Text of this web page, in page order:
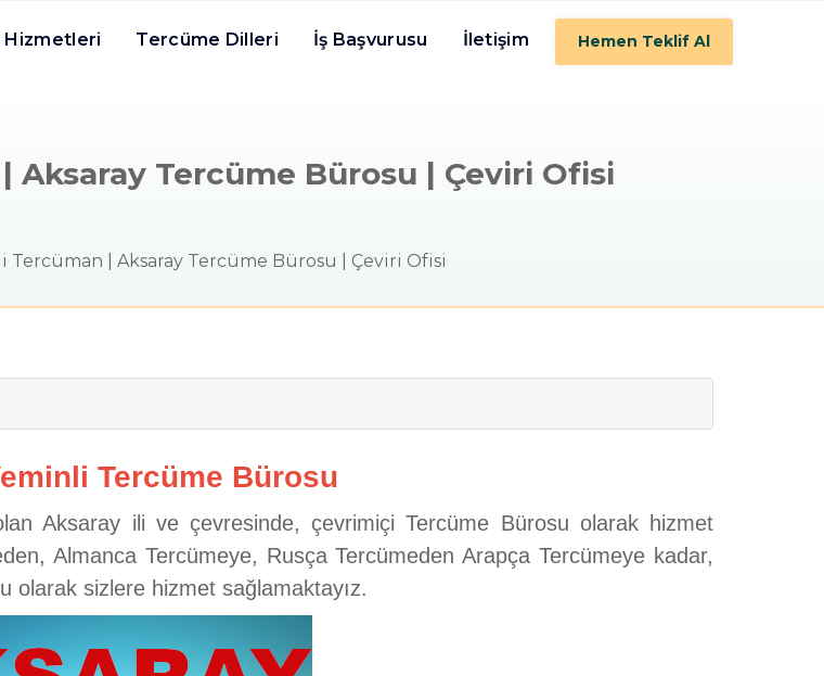
Hizmetleri Tercüme Dilleri İş Başvurusu İletişim Hemen Teklif Al
Aksaray Tercüme Bürosu | Çeviri Ofisi
Tercüman | Aksaray Tercüme Bürosu | Çeviri Ofisi
Tercüme Bürosu
Aksaray ili ve çevresinde, çevrimiçi Tercüme Bürosu olarak hizmet
Almanca Tercümeye, Rusça Tercümeden Arapça Tercümeye kadar,
olarak sizlere hizmet sağlamaktayız.